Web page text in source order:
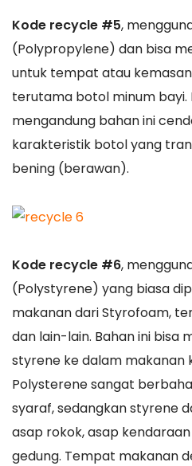
Kode recycle #5,
(Polypropylene) dan bisa
untuk tempat atau
terutama botol minum bayi.
mengandung bahan ini
karakteristik botol yang
bening (berawan).
Kode recycle #6,
(Polystyrene) yang biasa
makanan dari Styrofoam,
dan lain-lain. Bahan ini bisa
styrene ke dalam makanan
Polysterene sangat
syaraf, sedangkan styrene
asap rokok, asap
gedung. Tempat makanan